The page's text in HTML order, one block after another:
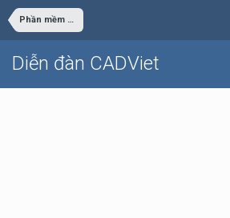
Phần mềm văn phòng - đồ họa
Diễn đàn CADViet